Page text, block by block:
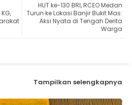
ats
HUT ke-130 BRI, RCEO Medan
Turun ke Lokasi Banjir Bukit Mas:
Aksi Nyata di Tengah Derita
Warga
Tampilkan selengkapnya